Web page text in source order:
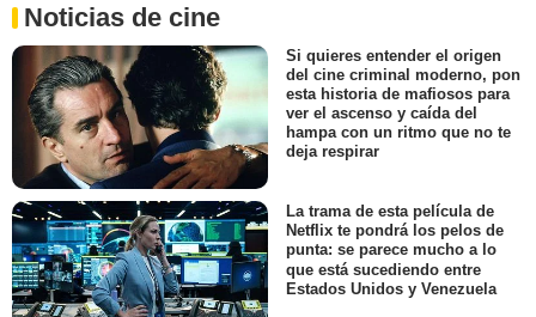
Noticias de cine
Si quieres entender el origen
del cine criminal moderno, pon
esta historia de mafiosos para
ver el ascenso y caída del
hampa con un ritmo que no te
deja respirar
La trama de esta película de
Netflix te pondrá los pelos de
punta: se parece mucho a lo
que está sucediendo entre
Estados Unidos y Venezuela